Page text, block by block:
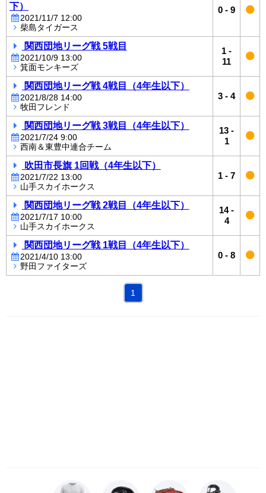
下）
2021/11/7 12:00
柴島タイガース
0 - 9
関西団地リーグ戦 5戦目
2021/10/9 13:00
箕面モンキーズ
1 -
11
関西団地リーグ戦 4戦目（4年生以下）
2021/8/28 14:00
牧田フレンド
3 - 4
関西団地リーグ戦 3戦目（4年生以下）
2021/7/24 9:00
西南＆東豊中連合チーム
13 -
1
吹田市長旗 1回戦（4年生以下）
2021/7/22 13:00
山手スカイホークス
1 - 7
関西団地リーグ戦 2戦目（4年生以下）
2021/7/17 10:00
山手スカイホークス
14-
4
関西団地リーグ戦 1戦目（4年生以下）
2021/4/10 13:00
野田ファイターズ
0 - 8
1